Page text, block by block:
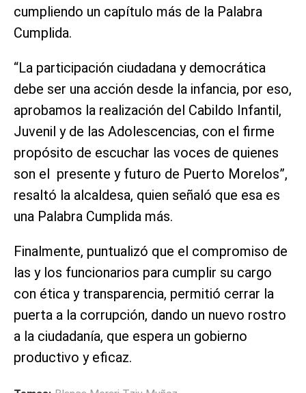
cumpliendo un capítulo más de la Palabra
Cumplida.
“La participación ciudadana y democrática
debe ser una acción desde la infancia, por eso,
aprobamos la realización del Cabildo Infantil,
Juvenil y de las Adolescencias, con el firme
propósito de escuchar las voces de quienes
son el presente y futuro de Puerto Morelos”,
resaltó la alcaldesa, quien señaló que esa es
una Palabra Cumplida más.
Finalmente, puntualizó que el compromiso de
las y los funcionarios para cumplir su cargo
con ética y transparencia, permitió cerrar la
puerta a la corrupción, dando un nuevo rostro
a la ciudadanía, que espera un gobierno
productivo y eficaz.